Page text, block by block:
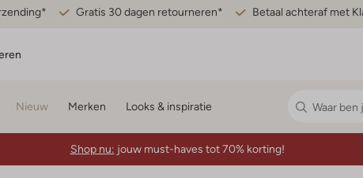
Gratis 30 dagen retourneren* Betaal achteraf met
Nieuw Merken Looks & inspiratie
Shop nu: jouw must-haves tot 70% korting!